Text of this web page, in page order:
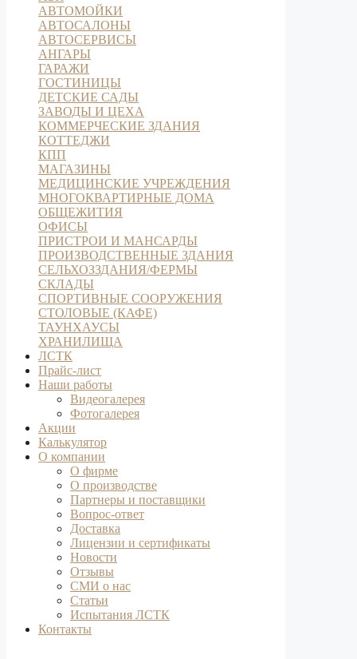
АВТОМОЙКИ
АВТОСАЛОНЫ
АВТОСЕРВИСЫ
АНГАРЫ
ГАРАЖИ
ГОСТИНИЦЫ
ДЕТСКИЕ САДЫ
ЗАВОДЫ И ЦЕХА
КОММЕРЧЕСКИЕ ЗДАНИЯ
КОТТЕДЖИ
КПП
МАГАЗИНЫ
МЕДИЦИНСКИЕ УЧРЕЖДЕНИЯ
МНОГОКВАРТИРНЫЕ ДОМА
ОБЩЕЖИТИЯ
ОФИСЫ
ПРИСТРОИ И МАНСАРДЫ
ПРОИЗВОДСТВЕННЫЕ ЗДАНИЯ
СЕЛЬХОЗЗДАНИЯ/ФЕРМЫ
СКЛАДЫ
СПОРТИВНЫЕ СООРУЖЕНИЯ
СТОЛОВЫЕ (КАФЕ)
ТАУНХАУСЫ
ХРАНИЛИЩА
ЛСТК
Прайс-лист
Наши работы
Видеогалерея
Фотогалерея
Акции
Калькулятор
О компании
О фирме
О производстве
Партнеры и поставщики
Вопрос-ответ
Доставка
Лицензии и сертификаты
Новости
Отзывы
СМИ о нас
Статьи
Испытания ЛСТК
Контакты